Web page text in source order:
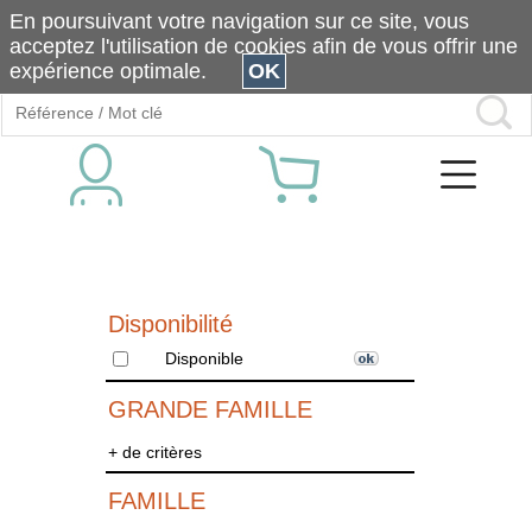
Disponibilité
Disponible
GRANDE FAMILLE
+ de critères
FAMILLE
En poursuivant votre navigation sur ce site, vous
acceptez l'utilisation de cookies afin de vous offrir une
expérience optimale.
OK